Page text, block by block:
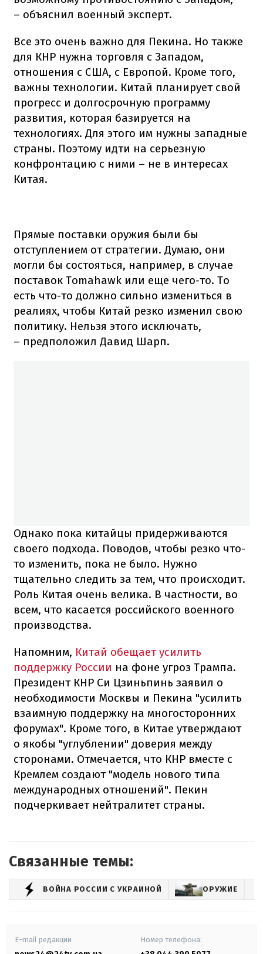
– объяснил военный эксперт.
Все это очень важно для Пекина. Но также
для КНР нужна торговля с Западом,
отношения с США, с Европой. Кроме того,
важны технологии. Китай планирует свой
прогресс и долгосрочную программу
развития, которая базируется на
технологиях. Для этого им нужны западные
страны. Поэтому идти на серьезную
конфронтацию с ними – не в интересах
Китая.
Прямые поставки оружия были бы
отступлением от стратегии. Думаю, они
могли бы состояться, например, в случае
поставок Tomahawk или еще чего-то. То
есть что-то должно сильно измениться в
реалиях, чтобы Китай резко изменил свою
политику. Нельзя этого исключать,
– предположил Давид Шарп.
Однако пока китайцы придерживаются
своего подхода. Поводов, чтобы резко что-
то изменить, пока не было. Нужно
тщательно следить за тем, что происходит.
Роль Китая очень велика. В частности, во
всем, что касается российского военного
производства.
Напомним, Китай обещает усилить
поддержку России на фоне угроз Трампа.
Президент КНР Си Цзиньпинь заявил о
необходимости Москвы и Пекина "усилить
взаимную поддержку на многосторонних
форумах". Кроме того, в Китае утверждают
о якобы "углублении" доверия между
сторонами. Отмечается, что КНР вместе с
Кремлем создают "модель нового типа
международных отношений". Пекин
подчеркивает нейтралитет страны.
Связанные темы:
ВОЙНА РОССИИ С УКРАИНОЙ ОРУЖИЕ
E-mail редакции Номер телефона: